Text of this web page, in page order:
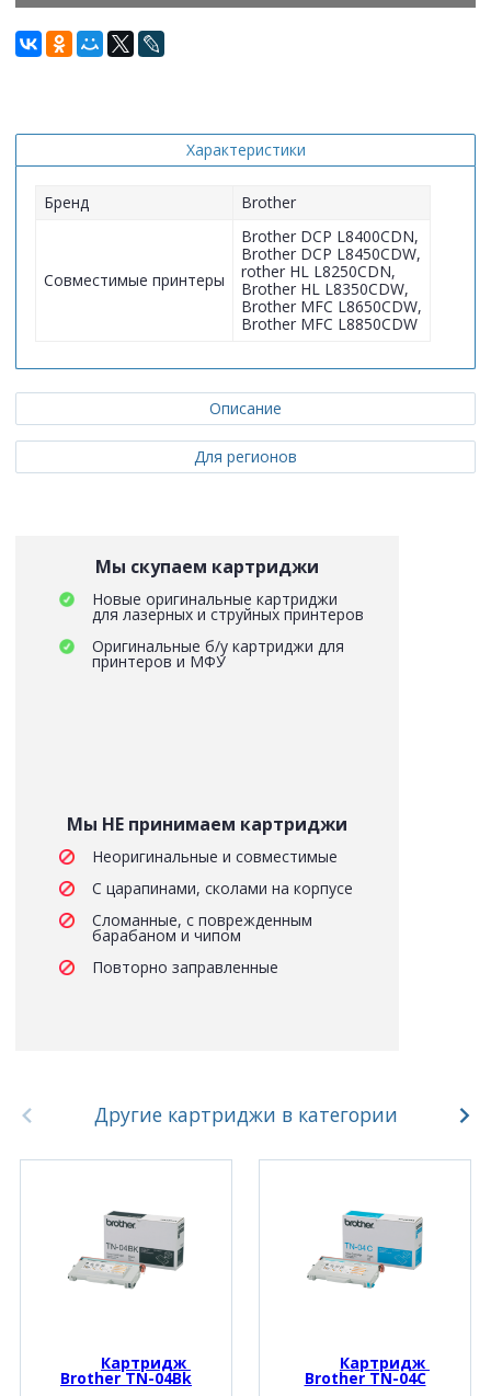
Характеристики
Бренд Brother
Совместимые принтеры
Brother DCP L8400CDN,
Brother DCP L8450CDW,
rother HL L8250CDN,
Brother HL L8350CDW,
Brother MFC L8650CDW,
Brother MFC L8850CDW
Описание
Для регионов
Мы скупаем картриджи
Новые оригинальные картриджи
для лазерных и струйных принтеров
Оригинальные б/у картриджи для
принтеров и МФУ
Мы НЕ принимаем картриджи
Неоригинальные и совместимые
С царапинами, сколами на корпусе
Сломанные, с поврежденным
барабаном и чипом
Повторно заправленные
Другие картриджи в категории
Картридж
Brother TN-04Bk
Картридж
Brother TN-04C